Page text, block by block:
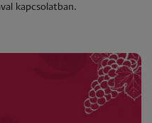
kapcsolatban.